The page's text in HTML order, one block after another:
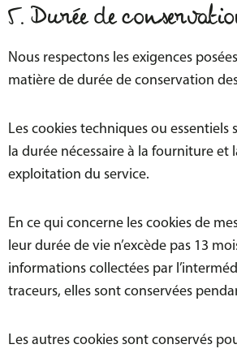
5. Durée de
Nous respectons les exigences
matière de durée de conservation
Les cookies techniques ou essentiels
la durée nécessaire à la fourniture et
exploitation du service.
En ce qui concerne les cookies de
leur durée de vie n’excède pas 13
informations collectées par
traceurs, elles sont conservées
Les autres cookies sont conservés